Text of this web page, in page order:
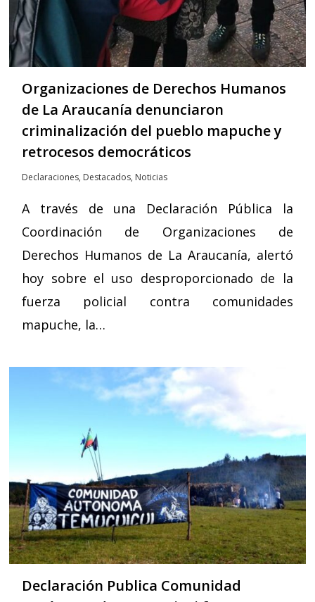
Organizaciones de Derechos Humanos
de La Araucanía denunciaron
criminalización del pueblo mapuche y
retrocesos democráticos
Declaraciones, Destacados, Noticias
A través de una Declaración Pública la
Coordinación de Organizaciones de
Derechos Humanos de La Araucanía, alertó
hoy sobre el uso desproporcionado de la
fuerza policial contra comunidades
mapuche, la…
Declaración Publica Comunidad